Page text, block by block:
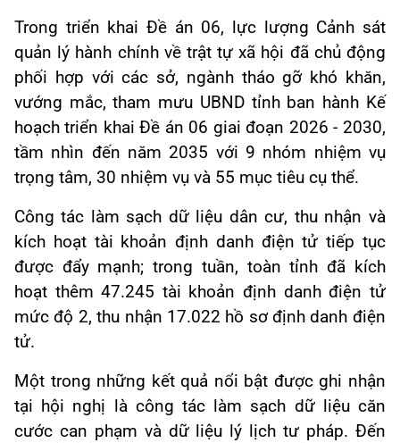
Trong triển khai Đề án 06, lực lượng Cảnh sát
quản lý hành chính về trật tự xã hội đã chủ động
phối hợp với các sở, ngành tháo gỡ khó khăn,
vướng mắc, tham mưu UBND tỉnh ban hành Kế
hoạch triển khai Đề án 06 giai đoạn 2026 - 2030,
tầm nhìn đến năm 2035 với 9 nhóm nhiệm vụ
trọng tâm, 30 nhiệm vụ và 55 mục tiêu cụ thể.
Công tác làm sạch dữ liệu dân cư, thu nhận và
kích hoạt tài khoản định danh điện tử tiếp tục
được đẩy mạnh; trong tuần, toàn tỉnh đã kích
hoạt thêm 47.245 tài khoản định danh điện tử
mức độ 2, thu nhận 17.022 hồ sơ định danh điện
tử.
Một trong những kết quả nổi bật được ghi nhận
tại hội nghị là công tác làm sạch dữ liệu căn
cước can phạm và dữ liệu lý lịch tư pháp. Đến